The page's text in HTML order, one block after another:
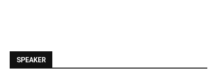
SPEAKER